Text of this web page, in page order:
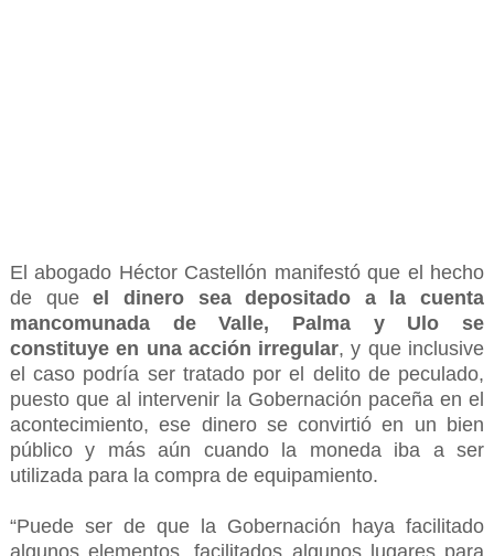
El abogado Héctor Castellón manifestó que el hecho
de queel dinero sea depositado a la cuenta
mancomunada de Valle, Palma y Ulo se
constituye en una acción irregular, y que inclusive
el caso podría ser tratado por el delito de peculado,
puesto que al intervenir la Gobernación paceña en el
acontecimiento, ese dinero se convirtió en un bien
público y más aún cuando la moneda iba a ser
utilizada para la compra de equipamiento.
“Puede ser de que la Gobernación haya facilitado